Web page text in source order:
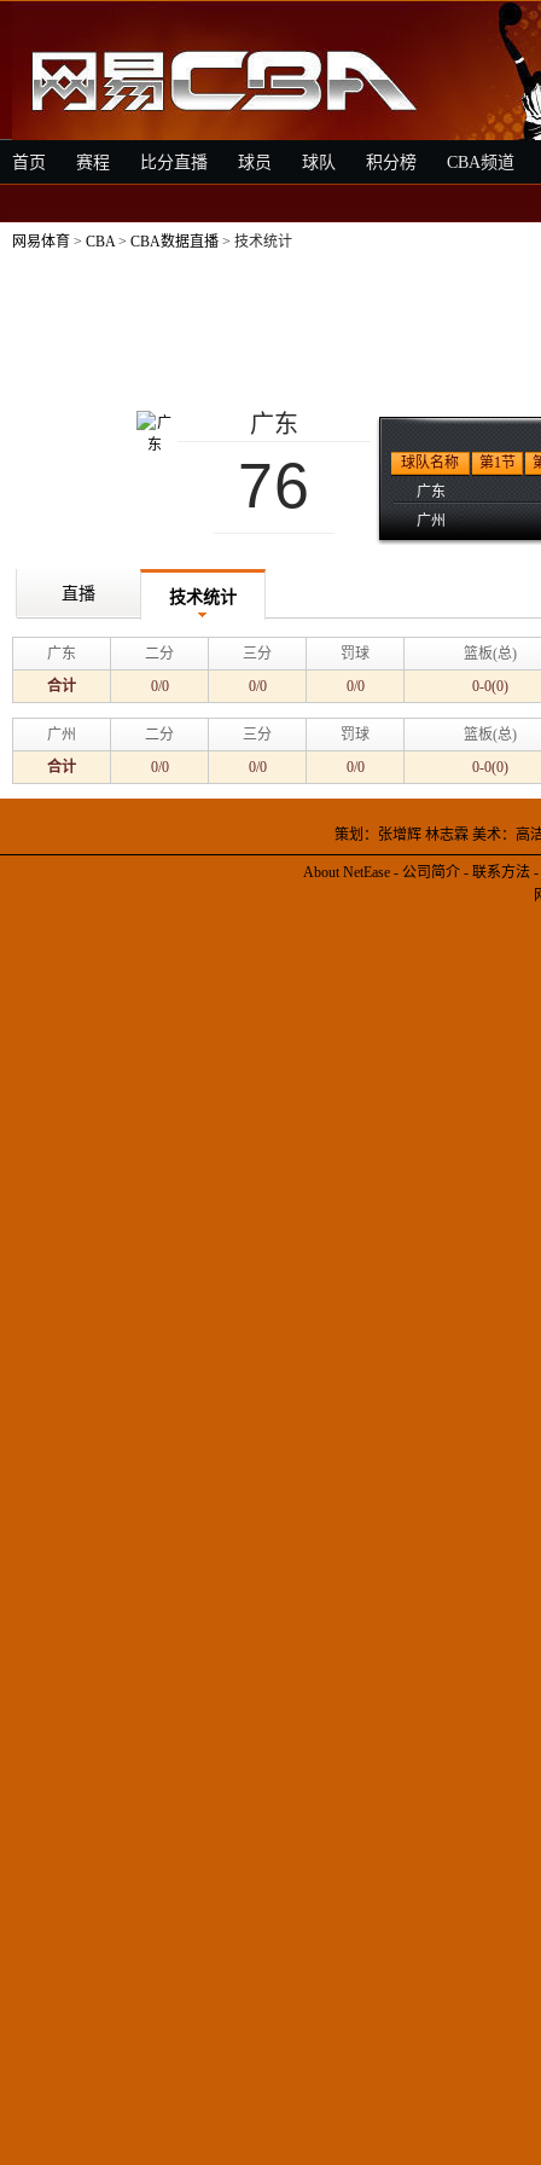
首页 赛程 比分直播 球员 球队 积分榜 CBA频道
网易体育 > CBA> CBA数据直播 > 技术统计
广东
76 球队名称 第1节
广东
广州
直播 技术统计
广东 二分 三分 罚球
篮板(总)
合计
0/0 0/0 0/0 0-0(0)
广州 二分 三分 罚球
篮板(总)
合计
0/0 0/0 0/0 0-0(0)
策划：张增辉 林志霖 美术：
About NetEase - 公司简介 - 联系方法 -